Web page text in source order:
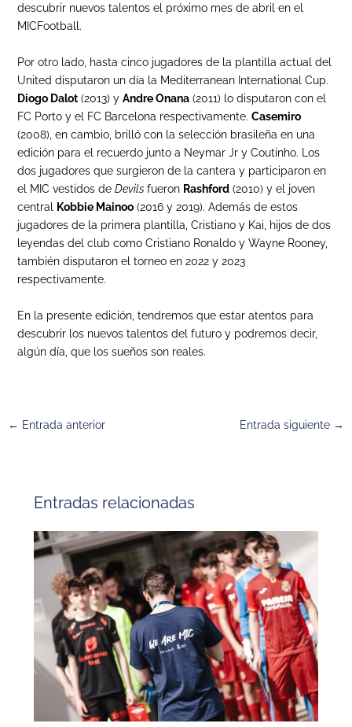
descubrir nuevos talentos el próximo mes de abril en el
MICFootball.
Por otro lado, hasta cinco jugadores de la plantilla actual del
United disputaron un día la Mediterranean International Cup.
Diogo Dalot(2013) y Andre Onana(2011) lo disputaron con el
FC Porto y el FC Barcelona respectivamente. Casemiro
(2008), en cambio, brilló con la selección brasileña en una
edición para el recuerdo junto a Neymar Jr y Coutinho. Los
dos jugadores que surgieron de la cantera y participaron en
el MIC vestidos de Devils fueron Rashford(2010) y el joven
central
Kobbie Mainoo(2016 y 2019). Además de estos
jugadores de la primera plantilla, Cristiano y Kai, hijos de dos
leyendas del club como Cristiano Ronaldo y Wayne Rooney,
también disputaron el torneo en 2022 y 2023
respectivamente.
En la presente edición, tendremos que estar atentos para
descubrir los nuevos talentos del futuro y podremos decir,
algún día, que los sueños son reales.
← Entrada anterior Entrada siguiente →
Entradas relacionadas